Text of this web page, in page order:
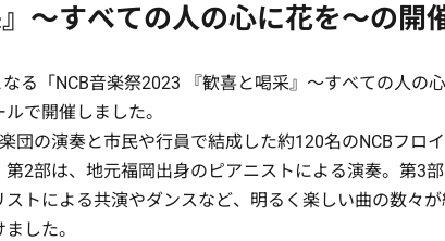
』～すべての人の心に花を～の開
る「NCB音楽祭2023 『歓喜と喝采』～すべての人の
で開催しました。
団の演奏と市民や行員で結成した約120名のNCBフロ
2部は、地元福岡出身のピアニストによる演奏。第3
ストによる共演やダンスなど、明るく楽しい曲の数々
した。